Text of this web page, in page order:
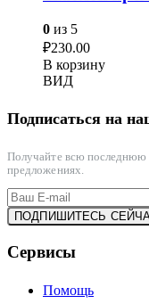
0 из 5
₽230.00
В корзину
ВИД
Подписаться на
Получайте всю
предложениях.
Сервисы
Помощь